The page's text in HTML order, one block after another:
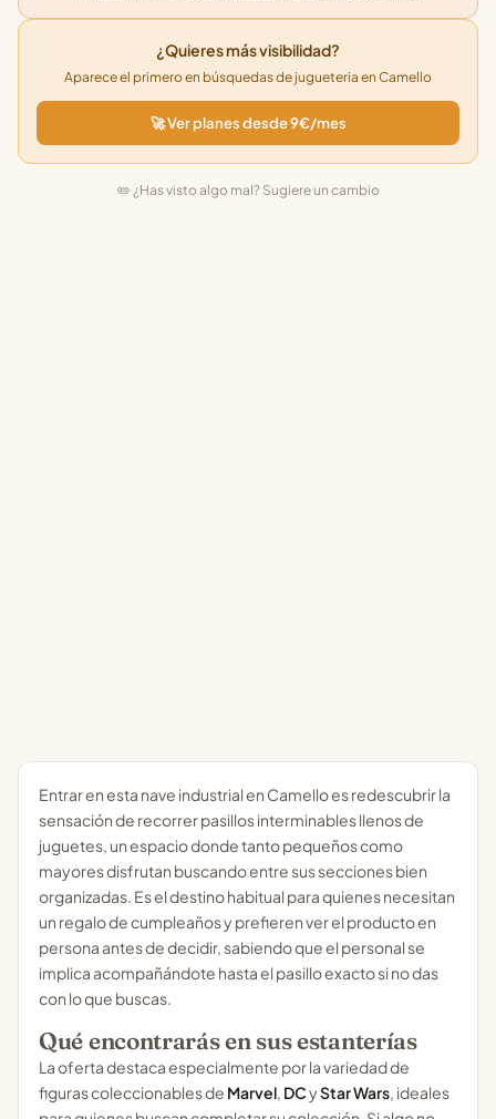
Entrar en esta nave industrial en Camello es redescubrir la
sensación de recorrer pasillos interminables llenos de
juguetes, un espacio donde tanto pequeños como
mayores disfrutan buscando entre sus secciones bien
organizadas. Es el destino habitual para quienes necesitan
un regalo de cumpleaños y prefieren ver el producto en
persona antes de decidir, sabiendo que el personal se
implica acompañándote hasta el pasillo exacto si no das
con lo que buscas.
Qué encontrarás en sus estanterías
La oferta destaca especialmente por la variedad de
figuras coleccionables de Marvel, DCyStar Wars, ideales
¿Quieres más visibilidad?
Aparece el primero en búsquedas de jugueteria en Camello
🚀 Ver planes desde 9€/mes
✏️ ¿Has visto algo mal? Sugiere un cambio